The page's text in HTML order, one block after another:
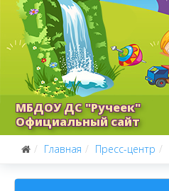
МБДОУ ДС "Ручеек"
Официальный сайт
Главная Пресс-центр